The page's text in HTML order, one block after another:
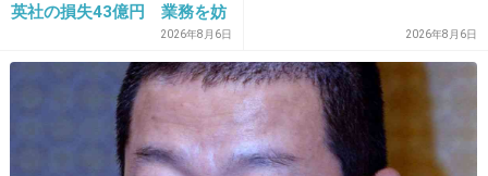
2012/11/21(水) 14:14:13
いるよね、人のものが欲しくなるオンナ。
自分の手に入るまではあの手この手で迫るクセに、手に入
った途端散々貢がせてポイ。
結果、相手の男が発狂してストーカーになり警察沙汰にな
英社の損失43億円 業務を妨
害した疑いで32歳女を逮捕
2026年8月6日 2026年8月6日